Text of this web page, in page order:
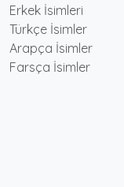
Erkek İsimleri
Türkçe İsimler
Arapça İsimler
Farsça İsimler